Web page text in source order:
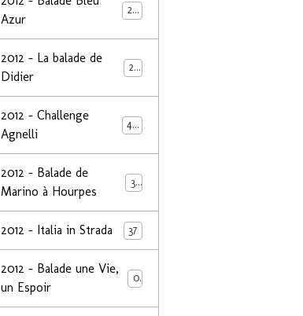
Azur
26
2012 - La balade de
Didier
25
2012 - Challenge
Agnelli
44
2012 - Balade de
Marino à Hourpes
39
2012 - Italia in Strada 37
2012 - Balade une Vie,
un Espoir
0